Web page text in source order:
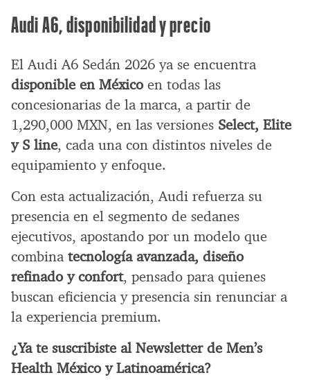
Audi A6, disponibilidad y precio
El Audi A6 Sedán 2026 ya se encuentra
disponible en Méxicoen todas las
concesionarias de la marca, a partir de
1,290,000 MXN, en las versiones Select, Elite
y S line, cada una con distintos niveles de
equipamiento y enfoque.
Con esta actualización, Audi refuerza su
presencia en el segmento de sedanes
ejecutivos, apostando por un modelo que
combina tecnología avanzada, diseño
refinado y confort, pensado para quienes
buscan eficiencia y presencia sin renunciar a
la experiencia premium.
¿Ya te suscribiste al Newsletter de Men’s
Health México y Latinoamérica?